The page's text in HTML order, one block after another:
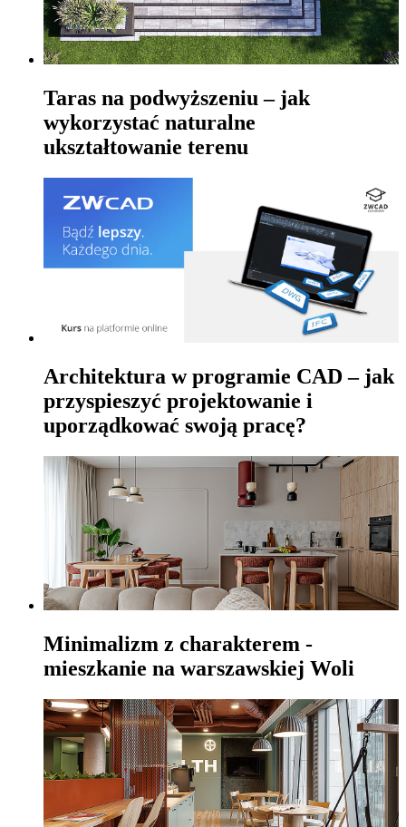
Taras na podwyższeniu – jak
wykorzystać naturalne
ukształtowanie terenu
Architektura w programie CAD – jak
przyspieszyć projektowanie i
uporządkować swoją pracę?
Minimalizm z charakterem -
mieszkanie na warszawskiej Woli